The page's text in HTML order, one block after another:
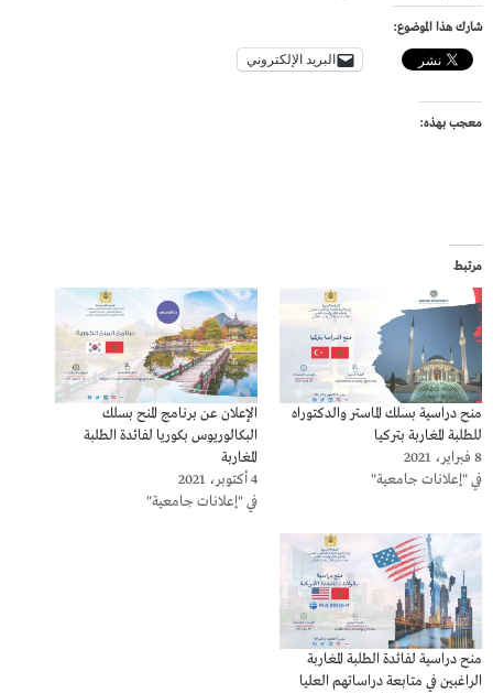
شارك هذا الموضوع:
البريد الإلكتروني
معجب بهذه:
مرتبط
منح دراسية بسلك الماستر والدكتوراه
للطلبة المغاربة بتركيا
8 فبراير، 2021
في "إعلانات جامعية"
الإعلان عن برنامج المنح بسلك
البكالوريوس بكوريا لفائدة الطلبة
المغاربة
4 أكتوبر، 2021
في "إعلانات جامعية"
منح دراسية لفائدة الطلبة المغاربة
الراغبين في متابعة دراساتهم العليا